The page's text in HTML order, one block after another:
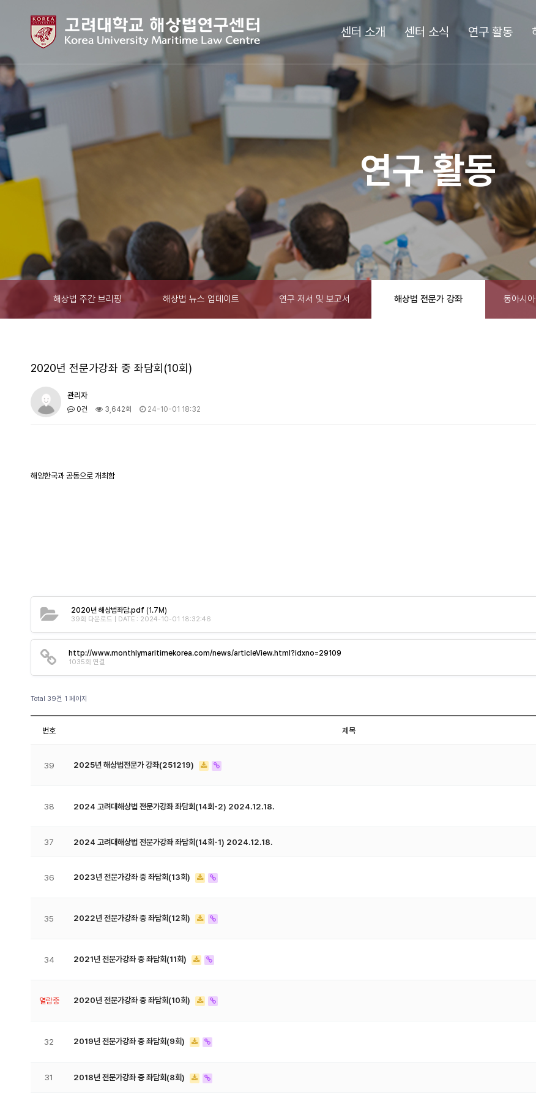
센터 소개 센터 소식 연구 활동
연구 활동
해상법 주간 브리핑 해상법 뉴스 업데이트 연구 저서 및 보고서 해상법 전문가 강좌 동아시
2020년 전문가강좌 중 좌담회(10회)
관리자
0건 3,642회 24-10-01 18:32
해양한국과 공동으로 개최함
2020년 해상법좌담.pdf (1.7M)
39회 다운로드 | DATE : 2024-10-01 18:32:46
http://www.monthlymaritimekorea.com/news/articleView.html?idxno=29109
1035회 연결
Total 39건 1 페이지
번호 제목
39 2025년 해상법전문가 강좌(251219)
38 2024 고려대해상법 전문가강좌 좌담회(14회-2) 2024.12.18.
37 2024 고려대해상법 전문가강좌 좌담회(14회-1) 2024.12.18.
36 2023년 전문가강좌 중 좌담회(13회)
35 2022년 전문가강좌 중 좌담회(12회)
34 2021년 전문가강좌 중 좌담회(11회)
열람중 2020년 전문가강좌 중 좌담회(10회)
32 2019년 전문가강좌 중 좌담회(9회)
31 2018년 전문가강좌 중 좌담회(8회)